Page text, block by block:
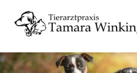
Inhalt
ÜBER UNS